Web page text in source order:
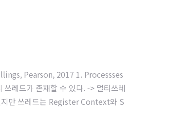
Pearson, 2017 1. Processses
레드가 존재할 수 있다. -> 멀티쓰레
만 쓰레드는 Register Context와 S